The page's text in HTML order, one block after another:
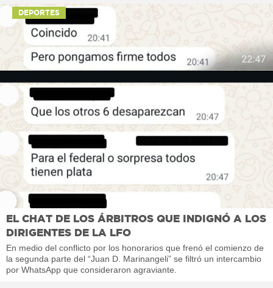
DEPORTES
EL CHAT DE LOS ÁRBITROS QUE INDIGNÓ A LOS
DIRIGENTES DE LA LFO
En medio del conflicto por los honorarios que frenó el comienzo de
la segunda parte del “Juan D. Marinangeli” se filtró un intercambio
por WhatsApp que consideraron agraviante.